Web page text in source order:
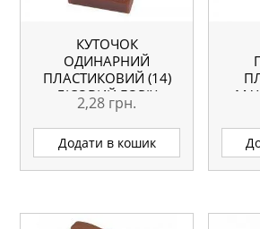
КУТОЧОК
ОДИНАРНИЙ
ПЛАСТИКОВИЙ (14)
ЛІСОВИЙ ГОРІХ
2,28 грн.
Додати в кошик